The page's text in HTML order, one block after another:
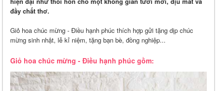
đầy chất thơ.
Giỏ hoa chúc mừng - Điều hạnh phúc thích hợp gửi tặng dịp chúc
mừng sinh nhật, lễ kỉ niệm, tặng bạn bè, đồng nghiệp...
Giỏ hoa chúc mừng - Điều hạnh phúc gồm: